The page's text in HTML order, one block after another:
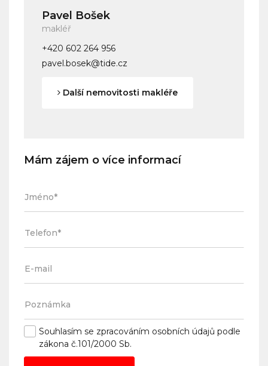
Pavel Bošek
makléř
+420 602 264 956
pavel.bosek@tide.cz
Další nemovitosti makléře
Mám zájem o více informací
Souhlasím se zpracováním osobních údajů podle
zákona č.101/2000 Sb.